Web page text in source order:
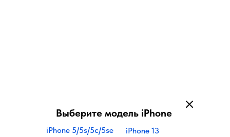
Выберите модель iPhone
iPhone 5/5s/5c/5se
iPhone 13